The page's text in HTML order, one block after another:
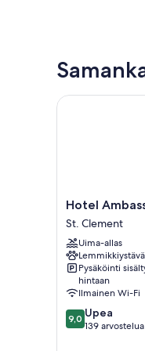
Hotel
Ambassadeur
St.
Clement
Hotel
St. Clement
Uima-allas
Pysäköinti
hintaan
Ilmainen Wi-Fi
9.0
kautta
9,0 Upea
139 arvostelua
Hotel